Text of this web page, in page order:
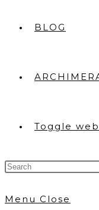
BLOG
Toggle
Menu Close